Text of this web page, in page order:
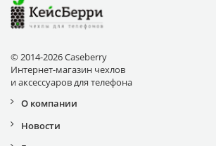
© 2014-2026 Caseberry
Интернет-магазин чехлов
и аксессуаров для телефона
О компании
Новости